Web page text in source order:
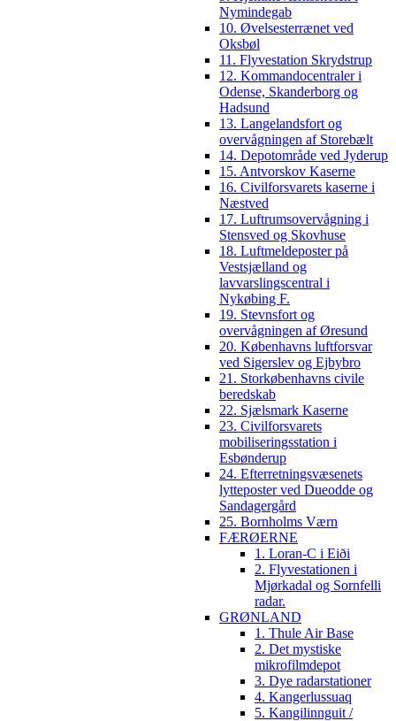
Nymindegab
10. Øvelsesterrænet ved
Oksbøl
11. Flyvestation Skrydstrup
12. Kommandocentraler i
Odense, Skanderborg og
Hadsund
13. Langelandsfort og
overvågningen af Storebælt
14. Depotområde ved Jyderup
15. Antvorskov Kaserne
16. Civilforsvarets kaserne i
Næstved
17. Luftrumsovervågning i
Stensved og Skovhuse
18. Luftmeldeposter på
Vestsjælland og
lavvarslingscentral i
Nykøbing F.
19. Stevnsfort og
overvågningen af Øresund
20. Københavns luftforsvar
ved Sigerslev og Ejbybro
21. Storkøbenhavns civile
beredskab
22. Sjælsmark Kaserne
23. Civilforsvarets
mobiliseringsstation i
Esbønderup
24. Efterretningsvæsenets
lytteposter ved Dueodde og
Sandagergård
25. Bornholms Værn
FÆRØERNE
1. Loran-C i Eiði
2. Flyvestationen i
Mjørkadal og Sornfelli
radar.
GRØNLAND
1. Thule Air Base
2. Det mystiske
mikrofilmdepot
3. Dye radarstationer
4. Kangerlussuaq
5. Kangilinnguit /